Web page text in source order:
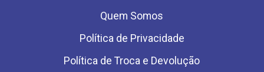
Quem Somos
Política de Privacidade
Política de Troca e Devolução